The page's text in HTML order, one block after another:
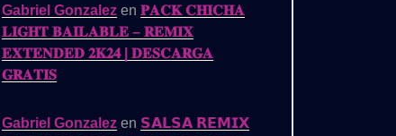
Gabriel Gonzalez en 𝐏𝐀𝐂𝐊 𝐂𝐇𝐈𝐂𝐇𝐀
𝐋𝐈𝐆𝐇𝐓 𝐁𝐀𝐈𝐋𝐀𝐁𝐋𝐄 – 𝐑𝐄𝐌𝐈𝐗
𝐄𝐗𝐓𝐄𝐍𝐃𝐄𝐃 𝟐𝐊𝟐𝟒 | 𝐃𝐄𝐒𝐂𝐀𝐑𝐆𝐀
𝐆𝐑𝐀𝐓𝐈𝐒
Gabriel Gonzalez en 𝗦𝗔𝗟𝗦𝗔 𝗥𝗘𝗠𝗜𝗫